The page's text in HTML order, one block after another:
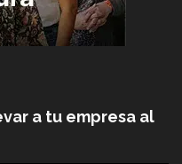
a tu empresa al